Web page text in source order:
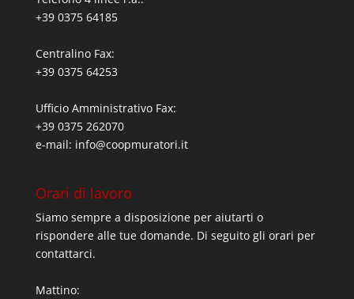
+39 0375 64185
Centralino Fax:
+39 0375 64253
Ufficio Amministrativo Fax:
+39 0375 262070
e-mail: info@coopmuratori.it
Orari di lavoro
Siamo sempre a disposizione per aiutarti o
rispondere alle tue domande. Di seguito gli orari per
contattarci.
Mattino: